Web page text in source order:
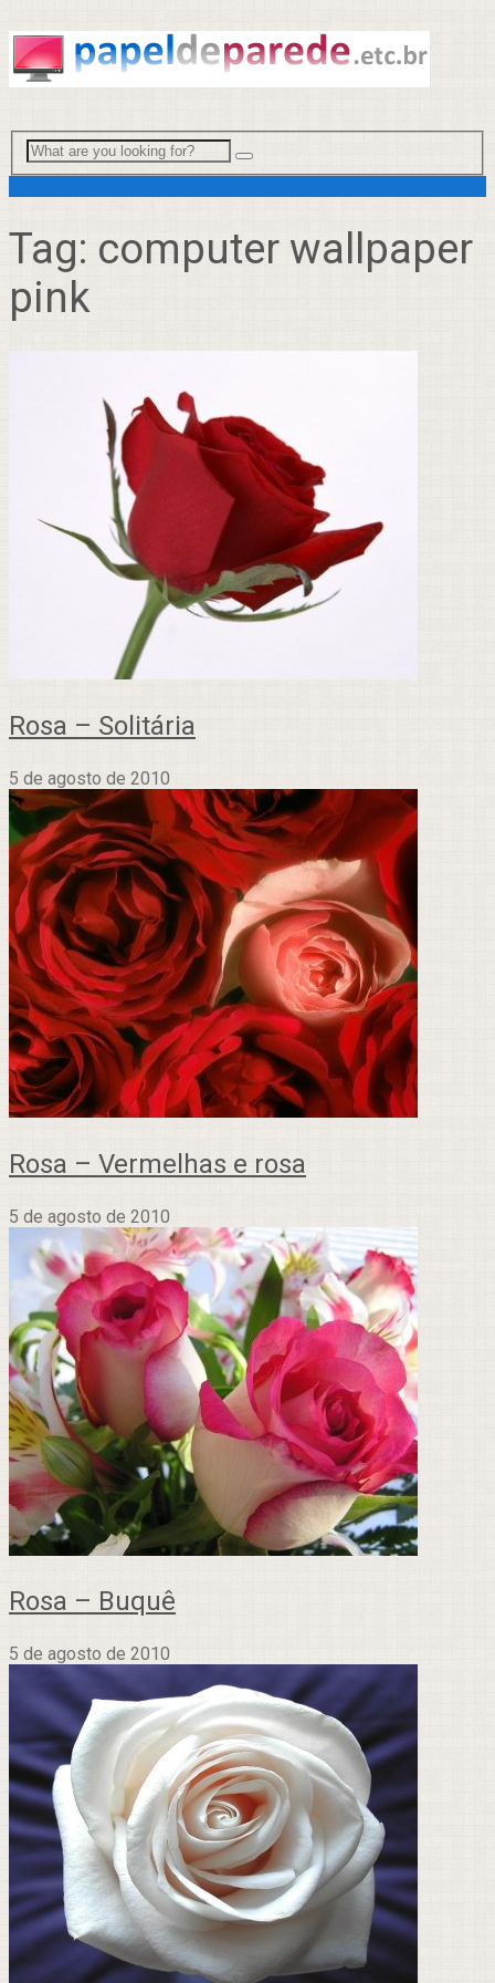
Tag: computer wallpaper
pink
Rosa – Solitária
5 de agosto de 2010
Rosa – Vermelhas e rosa
5 de agosto de 2010
Rosa – Buquê
5 de agosto de 2010